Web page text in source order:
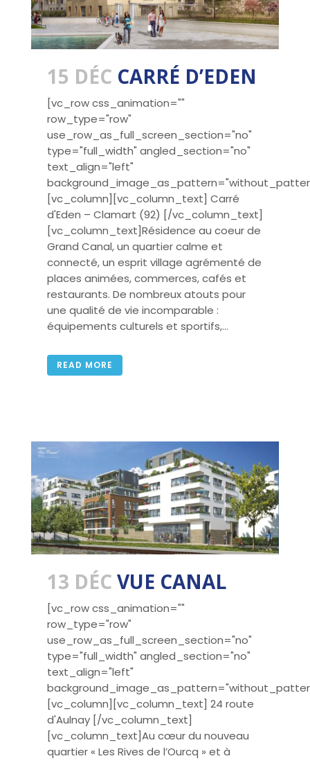
15 DÉC CARRÉ D’EDEN
[vc_row css_animation=""
row_type="row"
use_row_as_full_screen_section="no"
type="full_width" angled_section="no"
text_align="left"
[vc_column][vc_column_text] Carré
d'Eden – Clamart (92) [/vc_column_text]
[vc_column_text]Résidence au coeur de
Grand Canal, un quartier calme et
connecté, un esprit village agrémenté de
places animées, commerces, cafés et
restaurants. De nombreux atouts pour
une qualité de vie incomparable :
équipements culturels et sportifs,...
READ MORE
13 DÉC VUE CANAL
[vc_row css_animation=""
row_type="row"
use_row_as_full_screen_section="no"
type="full_width" angled_section="no"
text_align="left"
[vc_column][vc_column_text] 24 route
d'Aulnay [/vc_column_text]
[vc_column_text]Au cœur du nouveau
quartier « Les Rives de l’Ourcq » et à